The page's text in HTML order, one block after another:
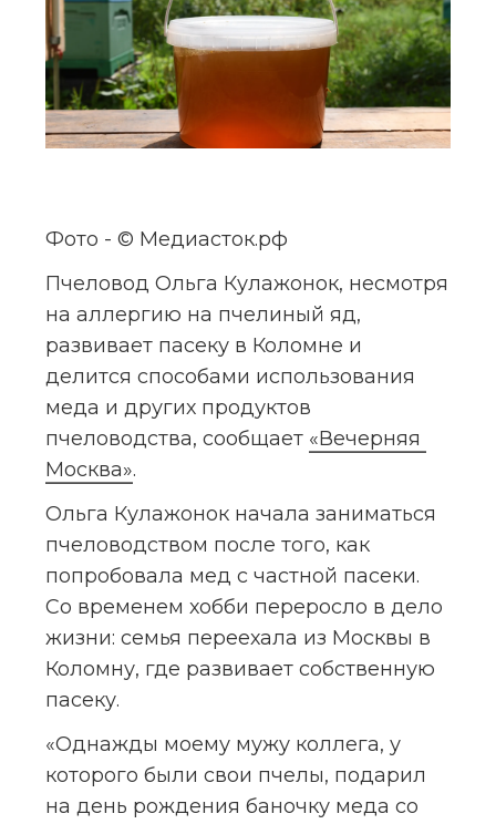
Фото - © Медиасток.рф
Пчеловод Ольга Кулажонок, несмотря
на аллергию на пчелиный яд,
развивает пасеку в Коломне и
делится способами использования
меда и других продуктов
пчеловодства, сообщает «Вечерняя
Москва».
Ольга Кулажонок начала заниматься
пчеловодством после того, как
попробовала мед с частной пасеки.
Со временем хобби переросло в дело
жизни: семья переехала из Москвы в
Коломну, где развивает собственную
пасеку.
«Однажды моему мужу коллега, у
которого были свои пчелы, подарил
на день рождения баночку меда со